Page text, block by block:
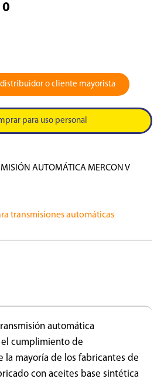
o cliente mayorista
para uso personal
AUTOMÁTICA MERCON V
transmisiones automáticas
automática
cumplimiento de
la mayoría de los fabricantes de
con aceites base sintética